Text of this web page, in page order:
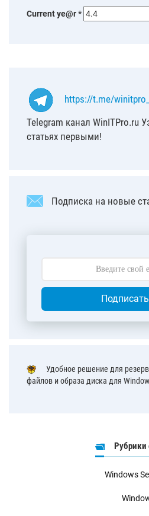
Current ye@r*
https://t.me/
Telegram канал WinITPro.ru
статьях первыми!
Подписка на новые
Удобное решение для
файлов и образа диска для
Рубрики
Windows